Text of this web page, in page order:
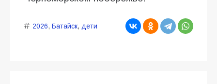
2026, Батайск, дети